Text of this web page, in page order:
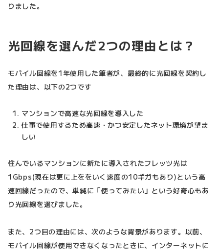
りました。
光回線を選んだ2つの理由とは？
モバイル回線を1年使用した筆者が、最終的に光回線を契約し
た理由は、以下の2つです
マンションで高速な光回線を導入した
仕事で使用するため高速・かつ安定したネット環境が望ま
しい
住んでいるマンションに新たに導入されたフレッツ光は
1Gbps(現在は更に上ををいく速度の10ギガもあり)という高
速回線だったので、単純に「使ってみたい」という好奇心もあ
り光回線を選びました。
また、2つ目の理由には、次のような背景があります。以前、
モバイル回線が使用できなくなったときに、インターネットに